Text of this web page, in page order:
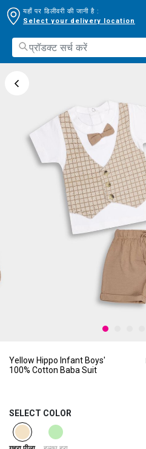
यहाँ पर डिलीवरी की जानी है :
Select your delivery location
Yellow Hippo Infant Boys'
100% Cotton Baba Suit
SELECT COLOR
selected